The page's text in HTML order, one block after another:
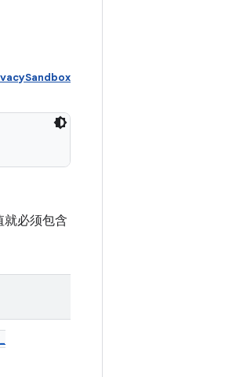
就必须包含
_